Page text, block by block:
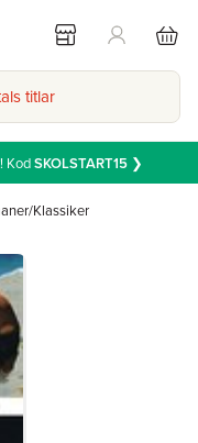
titlar
KodSKOLSTART15 ❯
Klassiker